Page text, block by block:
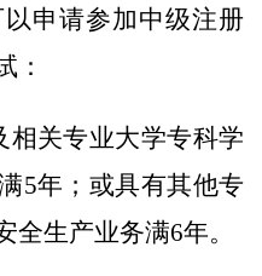
申请参加中级注册
：
相关专业大学专科学
5年；或具有其他专
全生产业务满6年。